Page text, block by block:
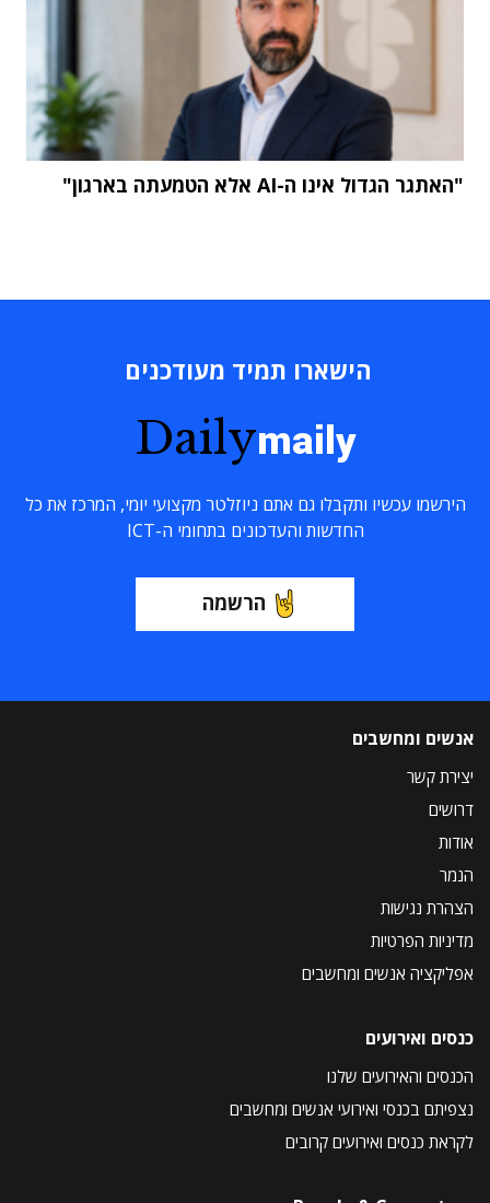
"האתגר הגדול אינו ה-AI אלא הטמעתה בארגון"
הישארו תמיד מעודכנים
Dailymaily
הירשמו עכשיו ותקבלו גם אתם ניוזלטר מקצועי יומי, המרכז את כל
החדשות והעדכונים בתחומי ה-ICT
הרשמה
אנשים ומחשבים
יצירת קשר
דרושים
אודות
הנמר
הצהרת נגישות
מדיניות הפרטיות
אפליקציה אנשים ומחשבים
כנסים ואירועים
הכנסים והאירועים שלנו
נצפיתם בכנסי ואירועי אנשים ומחשבים
לקראת כנסים ואירועים קרובים